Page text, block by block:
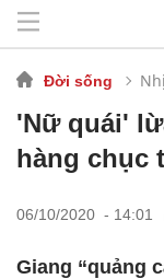
Đời sống
'Nữ quái'
hàng chục
06/10/2020 - 14:01
Giang “quảng